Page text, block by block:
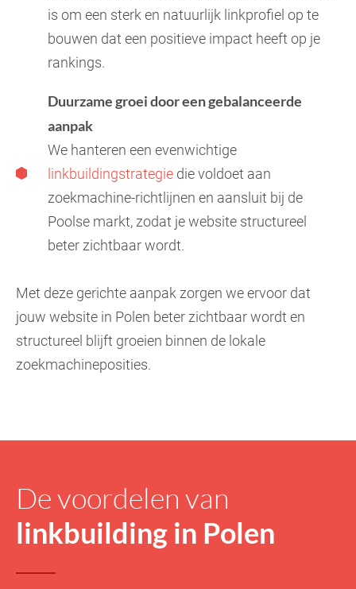
is om een sterk en natuurlijk linkprofiel op te
bouwen dat een positieve impact heeft op je
rankings.
Duurzame groei door een gebalanceerde
aanpak
We hanteren een evenwichtige
linkbuildingstrategie die voldoet aan
zoekmachine-richtlijnen en aansluit bij de
Poolse markt, zodat je website structureel
beter zichtbaar wordt.
Met deze gerichte aanpak zorgen we ervoor dat
jouw website in Polen beter zichtbaar wordt en
structureel blijft groeien binnen de lokale
zoekmachineposities.
De voordelen van
linkbuilding in Polen